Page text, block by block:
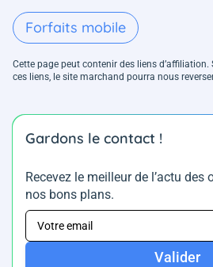
Forfaits mobile
Cette page peut contenir des liens
ces liens, le site marchand pourra nous
Gardons le contact !
Recevez le meilleur de l’actu des
nos bons plans.
Valider